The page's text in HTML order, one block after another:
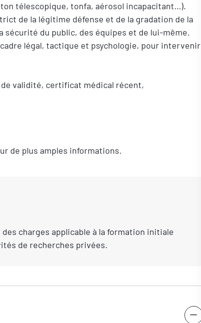
télescopique, tonfa, aérosol incapacitant…).
de la légitime défense et de la gradation de la
du public, des équipes et de lui-même.
légal, tactique et psychologie, pour intervenir
validité, certificat médical récent,
de plus amples informations.
charges applicable à la formation initiale
de recherches privées.